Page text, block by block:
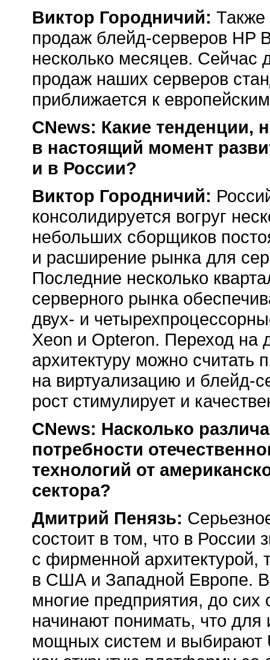
Виктор Городничий: Также
продаж блейд-серверов HP
несколько месяцев.
продаж наших серверов
приближается к
CNews: Какие тенденции,
в настоящий момент
и в России?
Виктор Городничий:
консолидируется вогруг
небольших сборщиков
и расширение рынка для
Последние несколько
серверного рынка
двух- и
Xeon и Opteron. Переход на
архитектуру можно считать
на виртуализацию и блейд-
рост стимулирует и
CNews: Насколько
потребности
технологий от
сектора?
Дмитрий Пенязь:
состоит в том, что в
с фирменной
в США и Западной Европе. В
многие предприятия, до
начинают понимать, что для
мощных систем и выбирают